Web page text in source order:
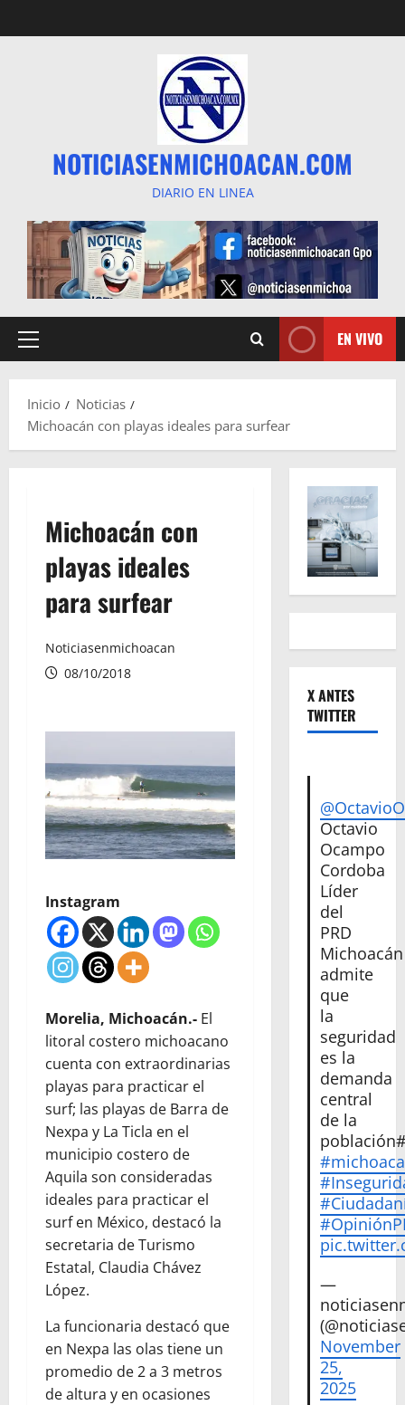
al
NOTICIASENMICHOACAN.COM
DIARIO EN LINEA
Menú
EN VIVO
Inicio
Noticias
Michoacán con playas ideales para surfear
Michoacán con
playas ideales
para surfear
Noticiasenmichoacan
08/10/2018
Instagram
Morelia, Michoacán.- El
litoral costero michoacano
cuenta con extraordinarias
playas para practicar el
surf; las playas de Barra de
Nexpa y La Ticla en el
municipio costero de
Aquila son consideradas
ideales para practicar el
surf en México, destacó la
secretaria de Turismo
Estatal, Claudia Chávez
López.
La funcionaria destacó que
en Nexpa las olas tiene un
promedio de 2 a 3 metros
de altura y en ocasiones
X ANTES
TWITTER
Octavio
Ocampo
Cordoba
Líder
del
PRD
Michoacán
admite
que
la
seguridad
es la
demanda
central
de la
—
November
25,
2025